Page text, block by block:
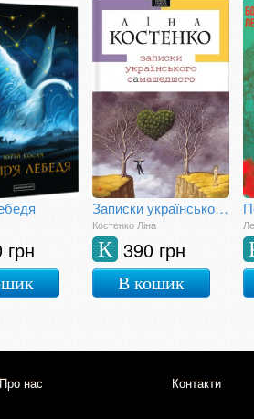
грн
Записки українського самашедшого
Костенко Ліна
390 грн
К
В кошик
Про нас Контакти